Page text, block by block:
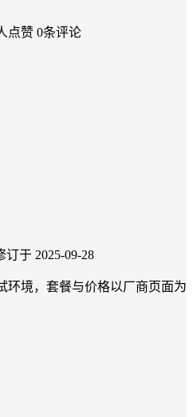
点赞 0条评论
订于 2025-09-28
环境，套餐与价格以厂商页面为